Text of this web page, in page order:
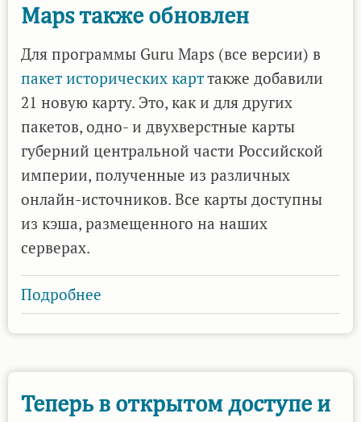
карт
Maps также обновлен
Для программы Guru Maps (все версии) в
пакет исторических карттакже добавили
21 новую карту. Это, как и для других
пакетов, одно- и двухверстные карты
губерний центральной части Российской
империи, полученные из различных
онлайн-источников. Все карты доступны
из кэша, размещенного на наших
серверах.
Подробнее
Пакет
исторических
для
Теперь в открытом доступе и